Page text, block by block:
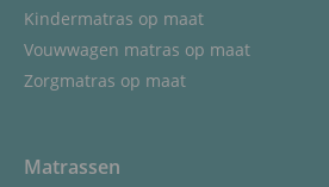
Kindermatras op maat
Vouwwagen matras op maat
Zorgmatras op maat
Matrassen